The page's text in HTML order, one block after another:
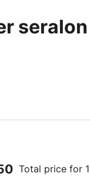
Total price for